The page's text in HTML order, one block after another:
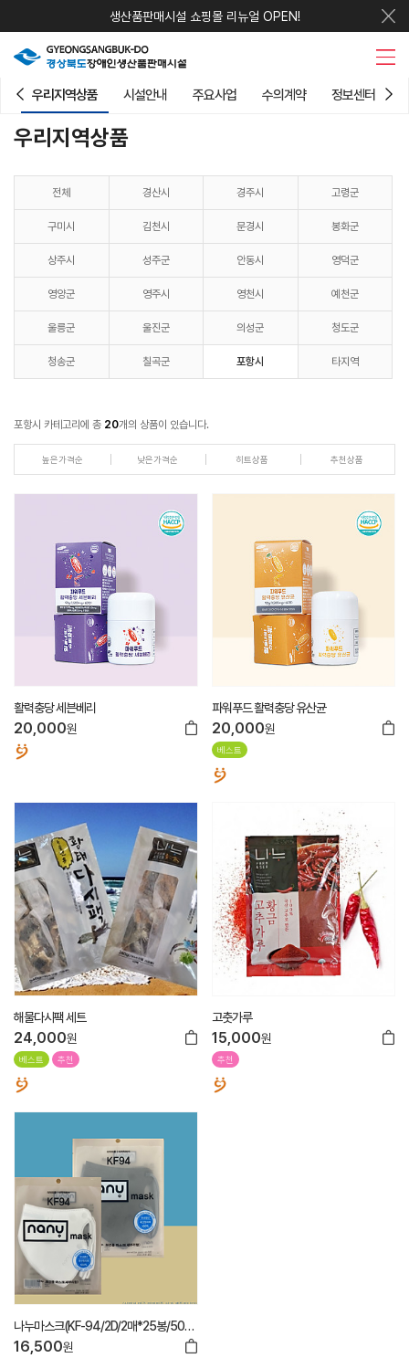
생산품판매시설 쇼핑몰 리뉴얼 OPEN!
우리지역상품 시설안내 주요사업 수의계약 정보센터
우리지역상품
전체 경산시 경주시 고령군
구미시 김천시 문경시 봉화군
상주시 성주군 안동시 영덕군
영양군 영주시 영천시 예천군
울릉군 울진군 의성군 청도군
청송군 칠곡군 포항시 타지역
포항시 카테고리에 총 20개의 상품이 있습니다.
높은가격순 낮은가격순 히트상품 추천상품
활력충당 세븐베리
20,000원
파워푸드 활력충당 유산균
20,000원
베스트
해물다시팩 세트
24,000원
베스트 추천
고춧가루
15,000원
추천
나누마스크(KF-94/2D/2매*25봉/50
매)
16,500원